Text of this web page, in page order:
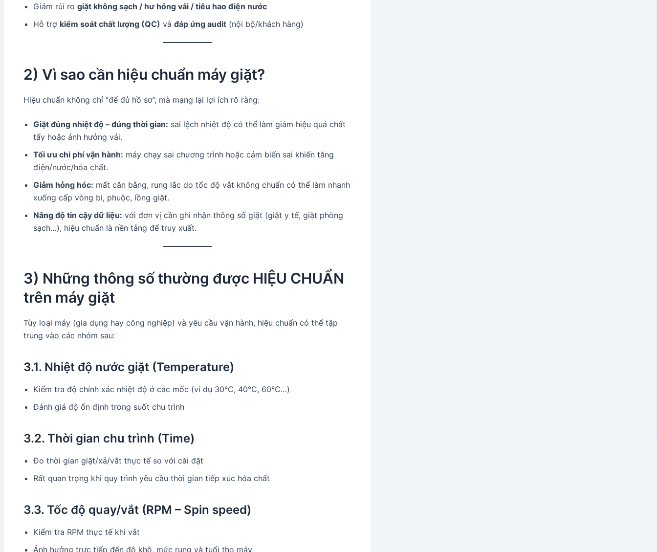
Giảm rủi ro giặt không sạch / hư hỏng vải / tiêu hao điện nước
Hỗ trợ kiểm soát chất lượng (QC) và đáp ứng audit (nội bộ/khách hàng)
2) Vì sao cần hiệu chuẩn máy giặt?
Hiệu chuẩn không chỉ “để đủ hồ sơ”, mà mang lại lợi ích rõ ràng:
Giặt đúng nhiệt độ – đúng thời gian: sai lệch nhiệt độ có thể làm giảm hiệu quả chất
tẩy hoặc ảnh hưởng vải.
Tối ưu chi phí vận hành: máy chạy sai chương trình hoặc cảm biến sai khiến tăng
điện/nước/hóa chất.
Giảm hỏng hóc: mất cân bằng, rung lắc do tốc độ vắt không chuẩn có thể làm nhanh
xuống cấp vòng bi, phuộc, lồng giặt.
Nâng độ tin cậy dữ liệu: với đơn vị cần ghi nhận thông số giặt (giặt y tế, giặt phòng
sạch…), hiệu chuẩn là nền tảng để truy xuất.
3) Những thông số thường được HIỆU CHUẨN
trên máy giặt
Tùy loại máy (gia dụng hay công nghiệp) và yêu cầu vận hành, hiệu chuẩn có thể tập
trung vào các nhóm sau:
3.1. Nhiệt độ nước giặt (Temperature)
Kiểm tra độ chính xác nhiệt độ ở các mốc (ví dụ 30°C, 40°C, 60°C…)
Đánh giá độ ổn định trong suốt chu trình
3.2. Thời gian chu trình (Time)
Đo thời gian giặt/xả/vắt thực tế so với cài đặt
Rất quan trọng khi quy trình yêu cầu thời gian tiếp xúc hóa chất
3.3. Tốc độ quay/vắt (RPM – Spin speed)
Kiểm tra RPM thực tế khi vắt
Ảnh hưởng trực tiếp đến độ khô, mức rung và tuổi thọ máy